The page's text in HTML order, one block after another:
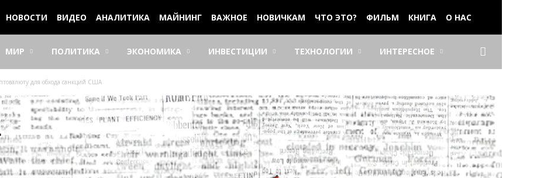
НОВОСТИ ВИДЕО АНАЛИТИКА МАЙНИНГ ВАЖНОЕ НОВИЧКАМ ЧТО ЭТО? ФИЛЬМ КНИГА О НАС
МИР ПОЛИТИКА ЭКОНОМИКА ИНВЕСТИЦИИ ТЕХНОЛОГИИ ИНТЕРЕСНОЕ
для обхода санкций США